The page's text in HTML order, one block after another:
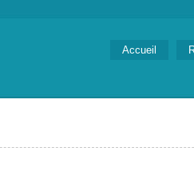
Accueil